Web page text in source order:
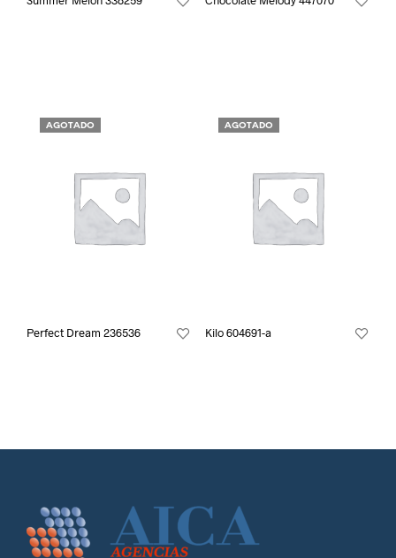
AGOTADO
Perfect Dream 236536
AGOTADO
Kilo 604691-a